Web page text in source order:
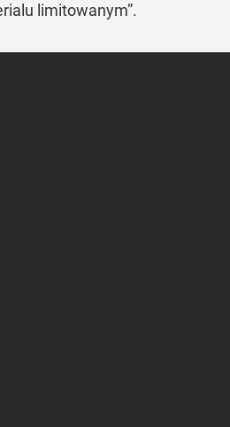
limitowanym”.